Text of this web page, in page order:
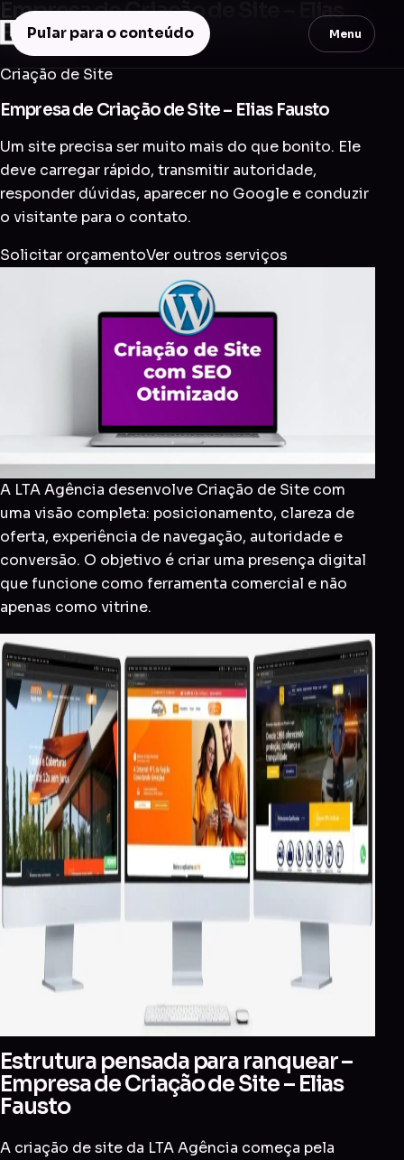
Pular para o conteúdo Menu
Empresa de Criação de Site – Elias
Fausto
Criação de Site
Empresa de Criação de Site – Elias Fausto
Um site precisa ser muito mais do que bonito. Ele
deve carregar rápido, transmitir autoridade,
responder dúvidas, aparecer no Google e conduzir
o visitante para o contato.
Solicitar orçamentoVer outros serviços
A LTA Agência desenvolve Criação de Site com
uma visão completa: posicionamento, clareza de
oferta, experiência de navegação, autoridade e
conversão. O objetivo é criar uma presença digital
que funcione como ferramenta comercial e não
apenas como vitrine.
Estrutura pensada para ranquear –
Empresa de Criação de Site – Elias
Fausto
A criação de site da LTA Agência começa pela